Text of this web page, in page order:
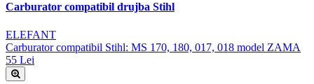
Carburator compatibil drujba Stihl
ELEFANT
Carburator compatibil Stihl: MS 170, 180, 017, 018 model ZAMA
55 Lei